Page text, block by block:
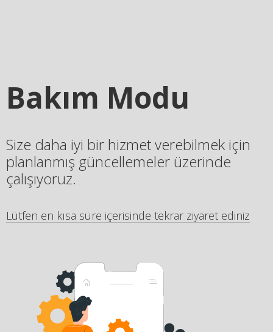
Bakım Modu
Size daha iyi bir hizmet verebilmek için
planlanmış güncellemeler üzerinde
çalışıyoruz.
Lütfen en kısa süre içerisinde tekrar ziyaret ediniz